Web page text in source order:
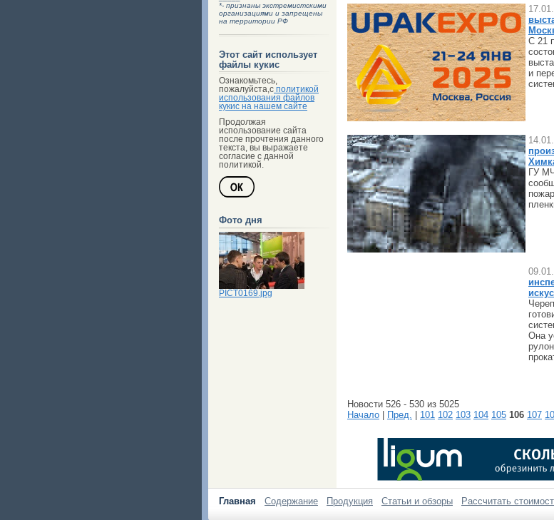
*- признаны экстремистскими
организациями и запрещены
на территории РФ
Этот сайт использует
файлы кукис
Ознакомьтесь,
пожалуйста,с политикой
использования файлов
кукис на нашем сайте
Продолжая
использование сайта
после прочтения данного
текста, вы выражаете
согласие с данной
политикой.
Фото дня
PICT0169.jpg
С 21
и
ГУ
Она
Новости 526 - 530 из 5025
Начало
Пред. 101 102 103 104 105 106 107
Главная Содержание Продукция Статьи и обзоры Рассчитать